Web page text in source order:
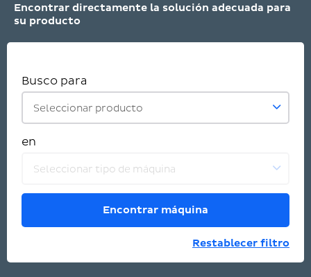
Encontrar directamente la solución adecuada para
su producto
Busco para
Seleccionar producto
en
Seleccionar tipo de máquina
Encontrar máquina
Restablecer filtro